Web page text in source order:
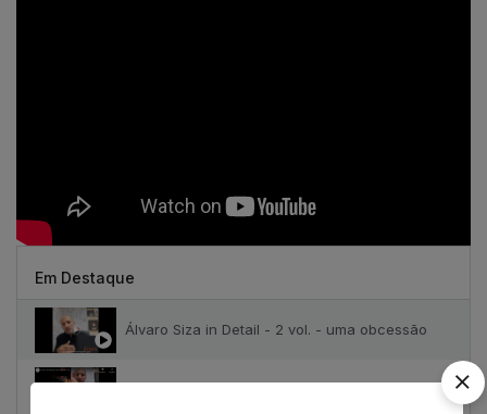
Em Destaque
Álvaro Siza in Detail - 2 vol. - uma obcessão